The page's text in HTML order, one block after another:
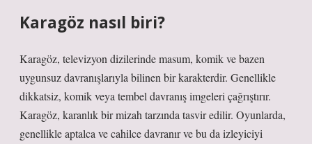
Karagöz nasıl biri?
Karagöz, televizyon dizilerinde masum, komik ve bazen
uygunsuz davranışlarıyla bilinen bir karakterdir. Genellikle
dikkatsiz, komik veya tembel davranış imgeleri çağrıştırır.
Karagöz, karanlık bir mizah tarzında tasvir edilir. Oyunlarda,
genellikle aptalca ve cahilce davranır ve bu da izleyiciyi